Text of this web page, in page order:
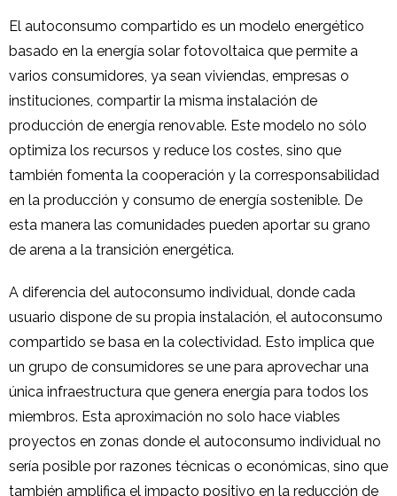
El autoconsumo compartido es un modelo energético
basado en la energía solar fotovoltaica que permite a
varios consumidores, ya sean viviendas, empresas o
instituciones, compartir la misma instalación de
producción de energía renovable. Este modelo no sólo
optimiza los recursos y reduce los costes, sino que
también fomenta la cooperación y la corresponsabilidad
en la producción y consumo de energía sostenible. De
esta manera las comunidades pueden aportar su grano
de arena a la transición energética.
A diferencia del autoconsumo individual, donde cada
usuario dispone de su propia instalación, el autoconsumo
compartido se basa en la colectividad. Esto implica que
un grupo de consumidores se une para aprovechar una
única infraestructura que genera energía para todos los
miembros. Esta aproximación no solo hace viables
proyectos en zonas donde el autoconsumo individual no
sería posible por razones técnicas o económicas, sino que
también amplifica el impacto positivo en la reducción de